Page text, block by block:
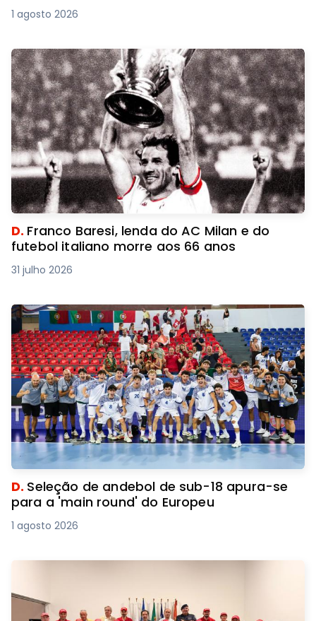
1 agosto 2026
D. Franco Baresi, lenda do AC Milan e do
futebol italiano morre aos 66 anos
31 julho 2026
D. Seleção de andebol de sub-18 apura-se
para a 'main round' do Europeu
1 agosto 2026